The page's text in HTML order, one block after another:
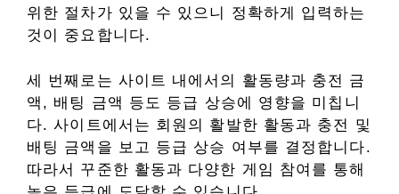
위한 절차가 있을 수 있으니 정확하게 입력하는
것이 중요합니다.
세 번째로는 사이트 내에서의 활동량과 충전 금
액, 배팅 금액 등도 등급 상승에 영향을 미칩니
다. 사이트에서는 회원의 활발한 활동과 충전 및
배팅 금액을 보고 등급 상승 여부를 결정합니다.
따라서 꾸준한 활동과 다양한 게임 참여를 통해